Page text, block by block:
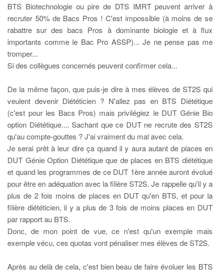
BTS Biotechnologie ou pire de DTS IMRT peuvent arriver à
recruter 50% de Bacs Pros ! C'est impossible (à moins de se
rabattre sur des bacs Pros à dominante biologie et à flux
importants comme le Bac Pro ASSP)... Je ne pense pas me
tromper...
Si des collègues concernés peuvent confirmer cela...
De la même façon, que puis-je dire à mes élèves de ST2S qui
veulent devenir Diététicien ? N'allez pas en BTS Diététique
(c'est pour les Bacs Pros) mais privilégiez le DUT Génie Bio
option Diététique.... Sachant que ce DUT ne recrute des ST2S
qu'au compte-gouttes ? J'ai vraiment du mal avec cela.
Je serai prêt à leur dire ça quand il y aura autant de places en
DUT Génie Option Diététique que de places en BTS diététique
et quand les programmes de ce DUT 1ère année auront évolué
pour être en adéquation avec la filière ST2S. Je rappelle qu'il y a
plus de 2 fois moins de places en DUT qu'en BTS, et pour la
filière diététicien, il y a plus de 3 fois de moins places en DUT
par rapport au BTS.
Donc, de mon point de vue, ce n'est qu'un exemple mais
exemple vécu, ces quotas vont pénaliser mes élèves de ST2S.
Après au delà de cela, c'est bien beau de faire évoluer les BTS